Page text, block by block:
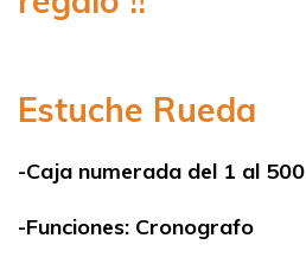
Estuche Rueda
-Caja numerada del 1 al 500
-Funciones: Cronografo